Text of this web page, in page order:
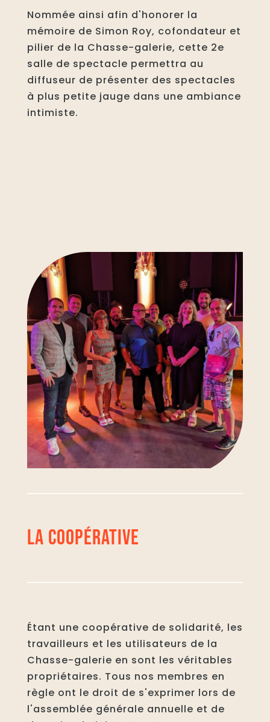
Nommée ainsi afin d'honorer la
mémoire de Simon Roy, cofondateur et
pilier de la Chasse-galerie, cette 2e
salle de spectacle permettra au
diffuseur de présenter des spectacles
à plus petite jauge dans une ambiance
intimiste.
LA COOPÉRATIVE
Étant une coopérative de solidarité, les
travailleurs et les utilisateurs de la
Chasse-galerie en sont les véritables
propriétaires. Tous nos membres en
règle ont le droit de s'exprimer lors de
l'assemblée générale annuelle et de